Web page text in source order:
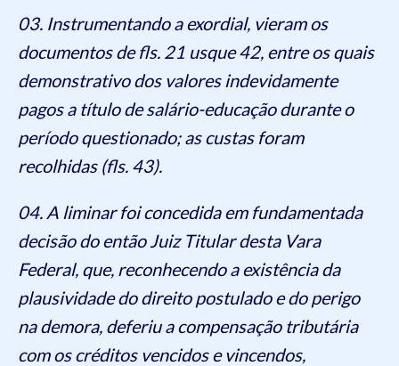
03. Instrumentando a exordial, vieram os
documentos de fls. 21 usque 42, entre os quais
demonstrativo dos valores indevidamente
pagos a título de salário-educação durante o
período questionado; as custas foram
recolhidas (fls. 43).
04. A liminar foi concedida em fundamentada
decisão do então Juiz Titular desta Vara
Federal, que, reconhecendo a existência da
plausividade do direito postulado e do perigo
na demora, deferiu a compensação tributária
com os créditos vencidos e vincendos,